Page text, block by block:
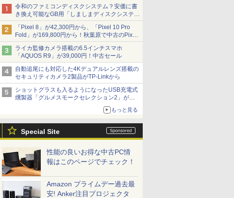
令和のファミコンディスクシステム？安価に書
き換え可能なGB用「しましまディスクシステ
ム」
「Pixel 8」が42,300円から、「Pixel 10 Pro
Fold」が169,800円から！秋葉原で中古のPixel
シリーズがお買い得
ライカ監修カメラ搭載の6.5インチスマホ
「AQUOS R9」が39,000円！中古セール
自動追尾にも対応した4Kデュアルレンズ搭載の
セキュリティカメラ2製品がTP-Linkから
ショットグラスも入るようになったUSB充電式
燻製器「グルメスモークセレクション2」がサ
もっと見る
Special Site
性能の良いお得な中古PC情
報はこのページでチェック！
Amazon プライムデー過去最
安! Anker注目プロジェクタ